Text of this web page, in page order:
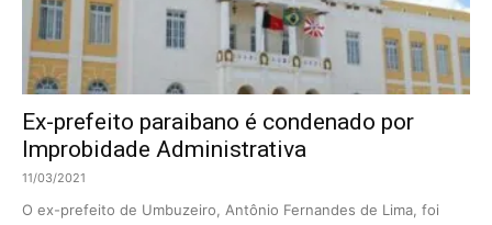
Ex-prefeito paraibano é condenado por
Improbidade Administrativa
11/03/2021
O ex-prefeito de Umbuzeiro, Antônio Fernandes de Lima, foi